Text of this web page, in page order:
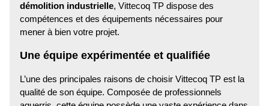
démolition industrielle, Vittecoq TP dispose des
compétences et des équipements nécessaires pour
mener à bien votre projet.
Une équipe expérimentée et qualifiée
L’une des principales raisons de choisir Vittecoq TP est la
qualité de son équipe. Composée de professionnels